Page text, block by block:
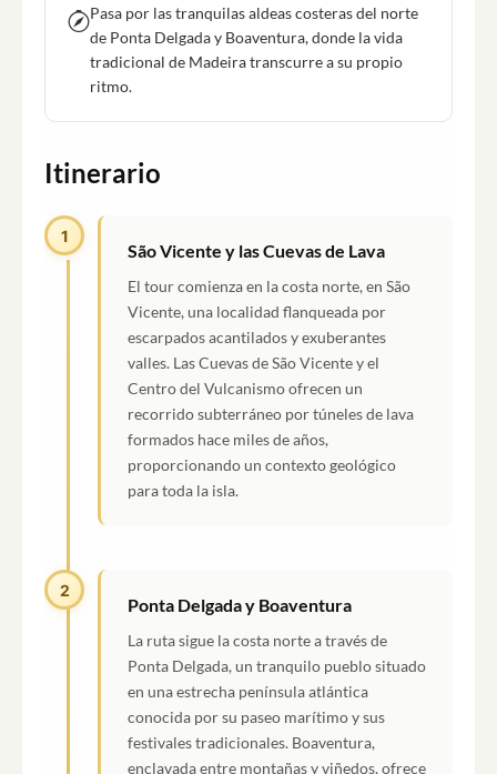
Pasa por las tranquilas aldeas costeras del norte
de Ponta Delgada y Boaventura, donde la vida
tradicional de Madeira transcurre a su propio
ritmo.
Itinerario
1
São Vicente y las Cuevas de Lava
El tour comienza en la costa norte, en São
Vicente, una localidad flanqueada por
escarpados acantilados y exuberantes
valles. Las Cuevas de São Vicente y el
Centro del Vulcanismo ofrecen un
recorrido subterráneo por túneles de lava
formados hace miles de años,
proporcionando un contexto geológico
para toda la isla.
2
Ponta Delgada y Boaventura
La ruta sigue la costa norte a través de
Ponta Delgada, un tranquilo pueblo situado
en una estrecha península atlántica
conocida por su paseo marítimo y sus
festivales tradicionales. Boaventura,
enclavada entre montañas y viñedos, ofrece